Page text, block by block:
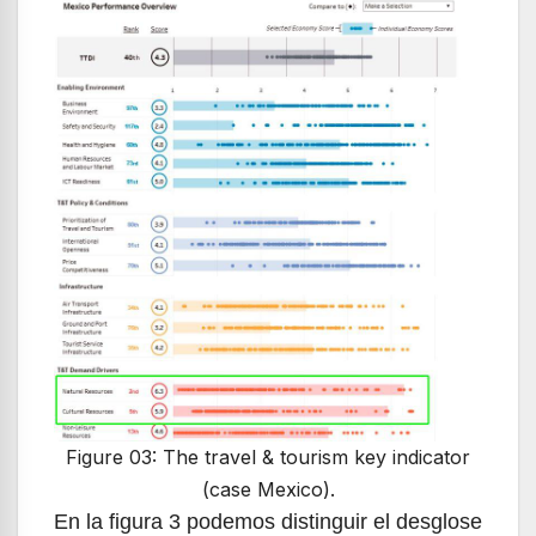
Figure 03: The travel & tourism key indicator
(case Mexico).
En la figura 3 podemos distinguir el desglose